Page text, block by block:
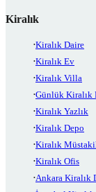
Kiralık
Kiralık Daire
Kiralık Ev
Kiralık Villa
Günlük Kiralık
Kiralık Yazlık
Kiralık Depo
Kiralık
Kiralık Ofis
Ankara Kiralık